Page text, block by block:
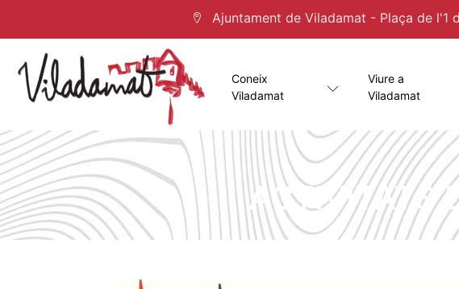
Ajuntament de Viladamat - Plaça de l'1
Coneix
Viladamat
Viure a
Viladamat
ACTIVITATS